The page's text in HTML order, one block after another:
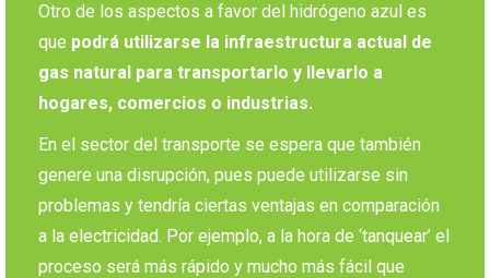
Otro de los aspectos a favor del hidrógeno azul es
que podrá utilizarse la infraestructura actual de
gas natural para transportarlo y llevarlo a
hogares, comercios o industrias.
En el sector del transporte se espera que también
genere una disrupción, pues puede utilizarse sin
problemas y tendría ciertas ventajas en comparación
a la electricidad. Por ejemplo, a la hora de ‘tanquear’ el
proceso será más rápido y mucho más fácil que